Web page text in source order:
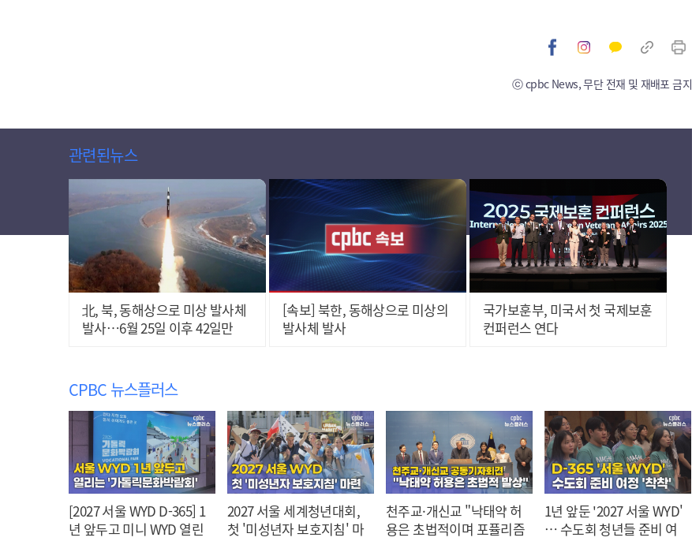
ⓒ cpbc News, 무단 전재 및 재배포 금지
관련된뉴스
北, 북, 동해상으로 미상 발사체
발사…6월 25일 이후 42일만
[속보] 북한, 동해상으로 미상의
발사체 발사
국가보훈부, 미국서 첫 국제보훈
컨퍼런스 연다
CPBC 뉴스플러스
[2027 서울 WYD D-365] 1
년 앞두고 미니 WYD 열린
2027 서울 세계청년대회,
첫 '미성년자 보호지침' 마
천주교·개신교 "낙태약 허
용은 초법적이며 포퓰리즘
1년 앞둔 '2027 서울 WYD'
… 수도회 청년들 준비 여